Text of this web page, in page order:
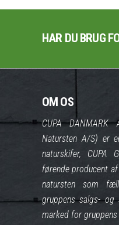
HAR DU BRUG
OM OS
CUPA
Natursten A/S) er
naturskifer, CUPA
førende producent
natursten som
gruppens salgs-
marked for gruppens